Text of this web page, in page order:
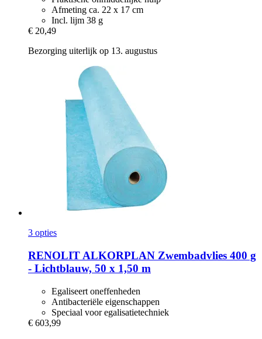
Afmeting ca. 22 x 17 cm
Incl. lijm 38 g
€ 20,49
Bezorging uiterlijk op 13. augustus
3 opties
RENOLIT ALKORPLAN Zwembadvlies 400 g
-​ Lichtblauw, 50 x 1,50 m
Egaliseert oneffenheden
Antibacteriële eigenschappen
Speciaal voor egalisatietechniek
€ 603,99